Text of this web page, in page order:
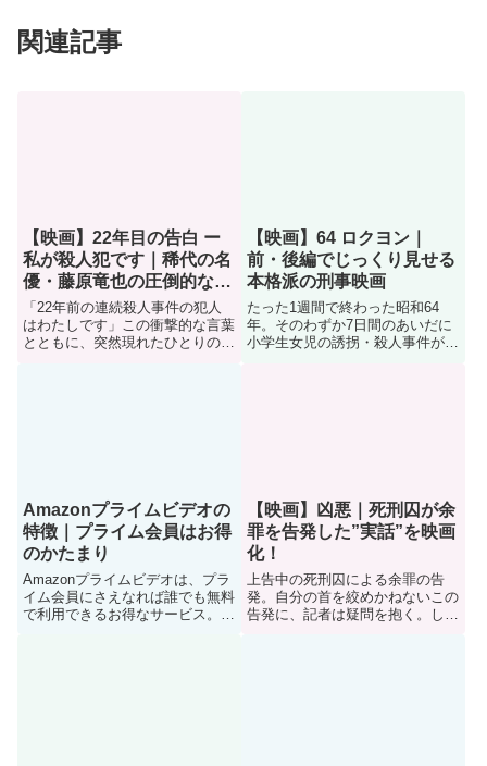
関連記事
【映画】22年目の告白 ー
私が殺人犯です｜稀代の名
優・藤原竜也の圧倒的な存
在感！
「22年前の連続殺人事件の犯人
はわたしです」この衝撃的な言葉
とともに、突然現れたひとりの
【映画】64 ロクヨン｜
前・後編でじっくり見せる
本格派の刑事映画
たった1週間で終わった昭和64
年。そのわずか7日間のあいだに
小学生女児の誘拐・殺人事件が発
Amazonプライムビデオの
特徴｜プライム会員はお得
のかたまり
Amazonプライムビデオは、プラ
イム会員にさえなれば誰でも無料
で利用できるお得なサービス。入
【映画】凶悪｜死刑囚が余
罪を告発した”実話”を映画
化！
上告中の死刑囚による余罪の告
発。自分の首を絞めかねないこの
告発に、記者は疑問を抱く。しか